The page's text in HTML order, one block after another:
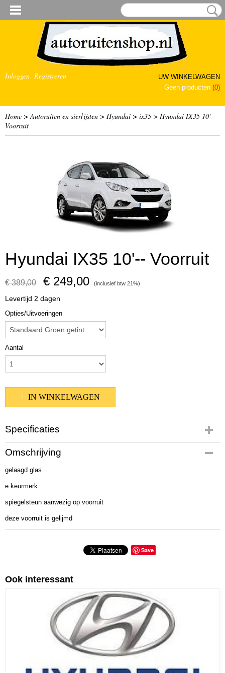
Inloggen Registreren
UW WINKELWAGEN
Geen producten (0)
Home >Autoruiten en sierlijsten > Hyundai > ix35 > Hyundai IX35 10'--
Voorruit
Hyundai IX35 10'-- Voorruit
€ 389,00 € 249,00 (inclusief btw 21%)
Levertijd 2 dagen
Opties/Uitvoeringen
Aantal
IN WINKELWAGEN
Specificaties
Productcode
235-526
Bruto gewicht
Omschrijving
gelaagd glas
e keurmerk
spiegelsteun aanwezig op voorruit
deze voorruit is gelijmd
Save
Ook interessant